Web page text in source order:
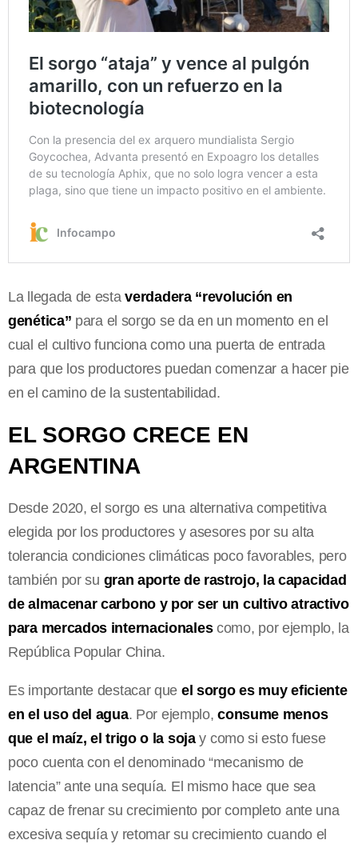
La llegada de estaverdadera “revolución en
genética” para el sorgo se da en un momento en el
cual el cultivo funciona como una puerta de entrada
para que los productores puedan comenzar a hacer pie
en el camino de la sustentabilidad.
EL SORGO CRECE EN
ARGENTINA
Desde 2020, el sorgo es una alternativa competitiva
elegida por los productores y asesores por su alta
tolerancia condiciones climáticas poco favorables, pero
también por su gran aporte de rastrojo, la capacidad
de almacenar carbono y por ser un cultivo atractivo
para mercados internacionalescomo, por ejemplo, la
República Popular China.
Es importante destacar que el sorgo es muy eficiente
en el uso del agua. Por ejemplo,consume menos
que el maíz, el trigo o la sojay como si esto fuese
poco cuenta con el denominado “mecanismo de
latencia” ante una sequía. El mismo hace que sea
capaz de frenar su crecimiento por completo ante una
excesiva sequía y retomar su crecimiento cuando el